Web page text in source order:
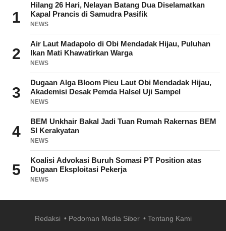
1
Hilang 26 Hari, Nelayan Batang Dua Diselamatkan
Kapal Prancis di Samudra Pasifik
NEWS
2
Air Laut Madapolo di Obi Mendadak Hijau, Puluhan
Ikan Mati Khawatirkan Warga
NEWS
3
Dugaan Alga Bloom Picu Laut Obi Mendadak Hijau,
Akademisi Desak Pemda Halsel Uji Sampel
NEWS
4
BEM Unkhair Bakal Jadi Tuan Rumah Rakernas BEM
SI Kerakyatan
NEWS
5
Koalisi Advokasi Buruh Somasi PT Position atas
Dugaan Eksploitasi Pekerja
NEWS
Redaksi Pedoman Media Siber Tentang Kami